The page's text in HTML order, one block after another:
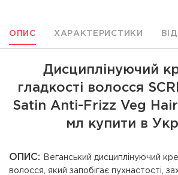
ОПИС ХАРАКТЕРИСТИКИ
Дисциплінуючий
гладкості волосся
Satin Anti-Frizz Veg
мл купити в
ОПИС:
Веганський дисциплінуючий
волосся, який запобігає пухнастості,